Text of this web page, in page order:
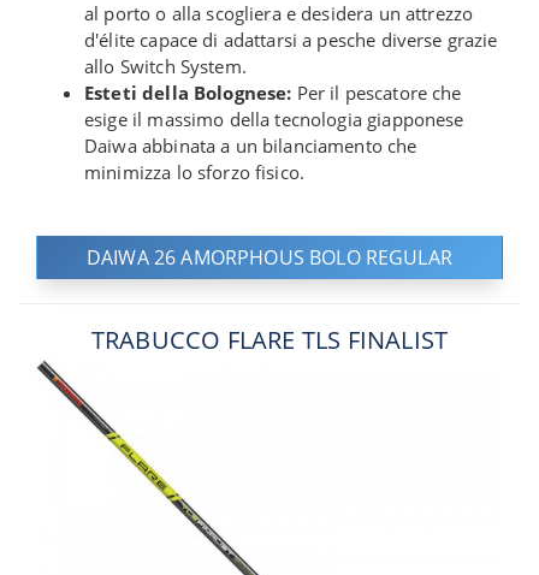
al porto o alla scogliera e desidera un attrezzo
d'élite capace di adattarsi a pesche diverse grazie
allo Switch System.
Esteti della Bolognese: Per il pescatore che
esige il massimo della tecnologia giapponese
Daiwa abbinata a un bilanciamento che
minimizza lo sforzo fisico.
DAIWA 26 AMORPHOUS BOLO REGULAR
TRABUCCO FLARE TLS FINALIST